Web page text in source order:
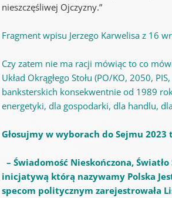
nieszczęśliwej Ojczyzny.”
Fragment wpisu Jerzego Karwelisa z 16
Czy zatem nie ma racji mówiąc to co
Układ Okrągłego Stołu (PO/KO, 2050,
banksterskich konsekwentnie od 1989
energetyki, dla gospodarki, dla handlu,
Głosujmy w wyborach do Sejmu
– Świadomość Nieskończona,
inicjatywą którą nazywamy Polska
specom politycznym zarejestrowała